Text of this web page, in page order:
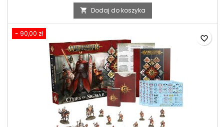
 Dodaj do koszyka
- 90,00 zł
favorite_border